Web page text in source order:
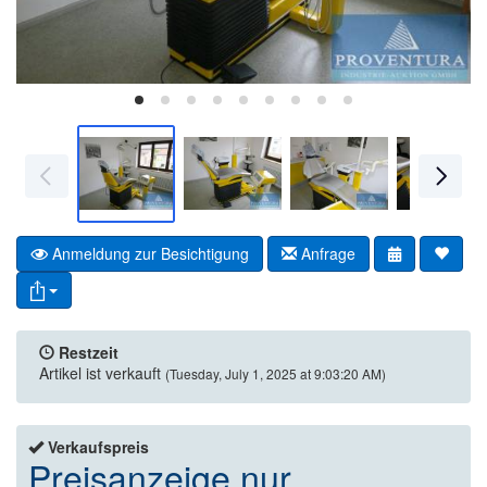
Anmeldung zur Besichtigung Anfrage
Restzeit
Artikel ist verkauft (Tuesday, July 1, 2025 at 9:03:20 AM)
Verkaufspreis
Preisanzeige nur